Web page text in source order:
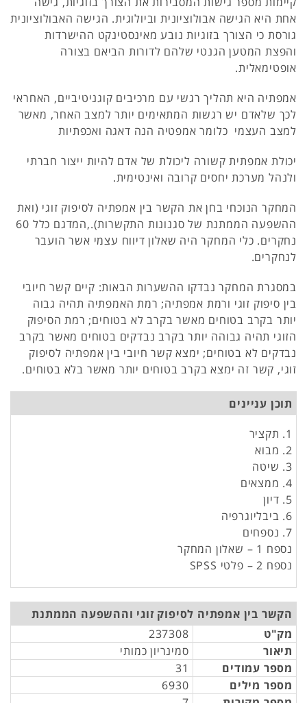
אחת היא הגישה אבולוציונית וביולוגית. הגישה האבולוציונית
גורסת כי הצורך בזוגיות נובע מאינסטינקט ההישרדות
והפצת המטען הגנטי שלהם לדורות הביאם בצורה
אופטימאלית.
אמפתיה היא תהליך רגשי עם מרכיבים קוגניטיביים, האחראי
לכך שלאדם יש רגשות המתאימים יותר למצב האחר, מאשר
למצב העצמי כלומר אמפטיה הנה דאגה ואכפתיות
יכולת אמפתית קשורה ליכולת של אדם להיות ייצור חברתי
ולנהל מערכת יחסים קרובה ואינטימית.
המחקר הנוכחי בחן את הקשר בין אמפתיה לסיפוק זוגי (ואת
ההשפעה הממתנת של סגנונות התקשרות).,המדגם כלל 60
נחקרים. כלי המחקר היה שאלון דיווח עצמי אשר הועבר
לנחקרים.
במסגרת המחקר נבדקו ההשערות הבאות: קיים קשר חיובי
בין סיפוק זוגי ורמת אמפתיה; רמת האמפתיה תהיה גבוה
יותר בקרב בטוחים מאשר בקרב לא בטוחים; רמת הסיפוק
הזוגי תהיה גבוהה יותר בקרב נבדקים בטוחים מאשר בקרב
נבדקים לא בטוחים; ימצא קשר חיובי בין אמפתיה לסיפוק
זוגי, קשר זה ימצא בקרב בטוחים יותר מאשר בלא בטוחים.
תוכן עניינים
1. תקציר
2. מבוא
3. שיטה
4. ממצאים
5. דיון
6. ביבליוגרפיה
7. נספחים
נספח 1 – שאלון המחקר
נספח 2 – פלטי SPSS
הקשר בין אמפתיה לסיפוק זוגי וההשפעה הממתנת
מק"ט
237308
תיאור
סמינריון כמותי
מספר עמודים
31
מספר מילים
6930